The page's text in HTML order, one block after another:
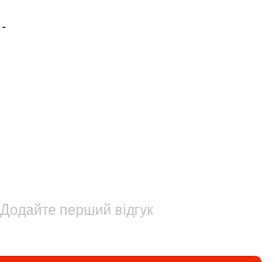
-
Додайте перший відгук